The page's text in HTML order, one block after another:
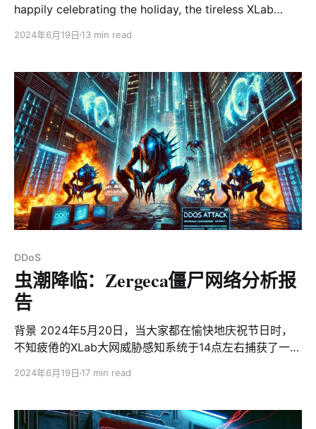
happily celebrating the holiday, the tireless XLab
a suspicious ELF file around 2 PM, located at
UPX, had a magic number of 0x30219101, and was
2024年6月19日 13 min read
DDoS
虫潮降临：Zergeca僵尸网络分析报
告
背景 2024年5月20日，当大家都在愉快地庆祝节日时，
不知疲倦的XLab大网威胁感知系统于14点左右捕获了一个
形的UPX加壳，幻数为0x30219101，从俄罗斯上传到
点，另一个使用相同UPX幻数的geomi文件从德国上传到
2024年6月19日 17 min read